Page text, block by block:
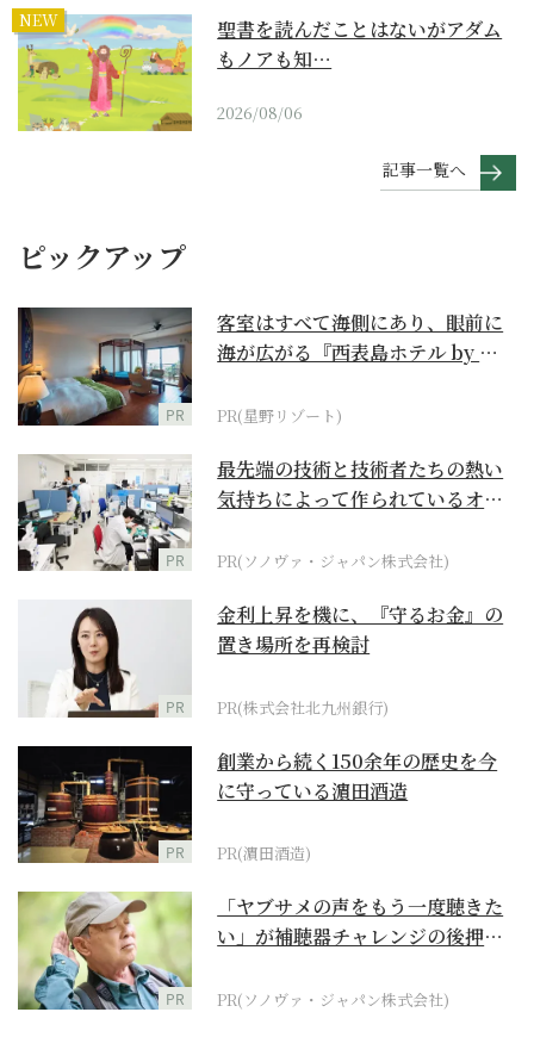
NEW
聖書を読んだことはないがアダム
もノアも知…
2026/08/06
記事一覧へ
ピックアップ
PR
客室はすべて海側にあり、眼前に
海が広がる『西表島ホテル by 星
PR(星野リゾート)
PR
最先端の技術と技術者たちの熱い
気持ちによって作られているオー
PR(ソノヴァ・ジャパン株式会社)
PR
金利上昇を機に、『守るお金』の
置き場所を再検討
PR(株式会社北九州銀行)
PR
創業から続く150余年の歴史を今
に守っている濵田酒造
PR(濵田酒造)
PR
「ヤブサメの声をもう一度聴きた
い」が補聴器チャレンジの後押し
PR(ソノヴァ・ジャパン株式会社)